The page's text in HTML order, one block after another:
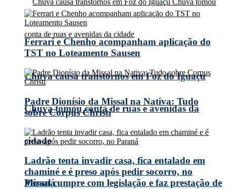
Chuva causa transtornos em Foz do Iguaçu
Chuva tomou conta de ruas e avenidas da
cidade
Missal cumpre com legislação e faz prestação de
Ferrari e Chenho acompanham aplicação do
TST no Loteamento Sausen
Padre Dionísio da Missal na Nativa: Tudo
sobre Corpus Christi
Ladrão tenta invadir casa, fica entalado em
chaminé e é preso após pedir socorro, no
Paraná